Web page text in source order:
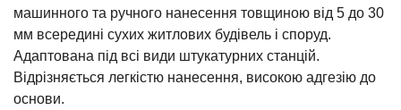
машинного та ручного нанесення товщиною від 5 до 30
мм всередині сухих житлових будівель і споруд.
Адаптована під всі види штукатурних станцій.
Відрізняється легкістю нанесення, високою адгезію до
основи.